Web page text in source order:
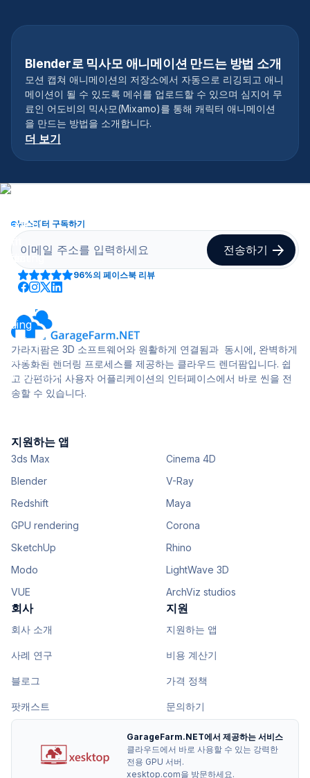
Blender로 믹사모 애니메이션 만드는 방법 소개
모션 캡쳐 애니메이션의 저장소에서 자동으로 리깅되고 애니
메이션이 될 수 있도록 메쉬를 업로드할 수 있으며 심지어 무
료인 어도비의 믹사모(Mixamo)를 통해 캐릭터 애니메이션
을 만드는 방법을 소개합니다.
더 보기
뉴스레터 구독하기
96%의 페이스북 리뷰
가라지팜은 3D 소프트웨어와 원활하게 연결됨과 동시에, 완벽하게
자동화된 렌더링 프로세스를 제공하는 클라우드 렌더팜입니다. 쉽
고 간편하게 사용자 어플리케이션의 인터페이스에서 바로 씬을 전
송할 수 있습니다.
지원하는 앱
3ds Max
Cinema 4D
Blender
V-Ray
Redshift
Maya
GPU rendering
Corona
SketchUp
Rhino
Modo
LightWave 3D
VUE
ArchViz studios
회사
회사 소개
사례 연구
블로그
팟캐스트
지원
지원하는 앱
비용 계산기
가격 정책
문의하기
GarageFarm.NET에서 제공하는 서비스
클라우드에서 바로 사용할 수 있는 강력한
전용 GPU 서버.
xesktop.com을 방문하세요.